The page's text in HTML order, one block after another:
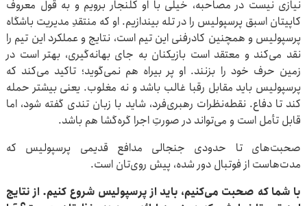
نیازی نیست در مصاحبه، خیلی با او کلنجار برویم و به قول معروف
کاپیتان اسبق پرسپولیس را در تله بیندازیم. او که منتقدِ مدیریت باشگاه
پرسپولیس و همچنین کادرفنی این تیم است، نتایج و عملکرد این تیم را
نقد می‌کند و معتقد است بازیکنان به جای بهانه‌گیری، بهتر است در
زمین حرف خود را بزنند. او پر بیراه هم نمی‌گوید؛ تاکید می‌کند که
پرسپولیس باید مقابل رقبا غالب باشد و نه مغلوب. یعنی بیشتر حمله
کند تا دفاع. نقطه‌نظرات رهبری‌فرد، شاید با زبان تندی گفته شود، اما
قابل تأمل است و می‌تواند در صورتِ اجرا گره‌گشا هم باشد.
صحبت‌های تا حدودی جنجالی مدافع قدیمی پرسپولیس که
مدت‌هاست از فوتبال دور شده، پیش روی‌تان است.
با شما که صحبت می‌کنیم، باید از پرسپولیس شروع کنیم. از نتایج